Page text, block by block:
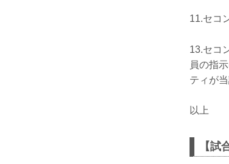
11.セコ
13.セコ
員の指
ティが
以上
【